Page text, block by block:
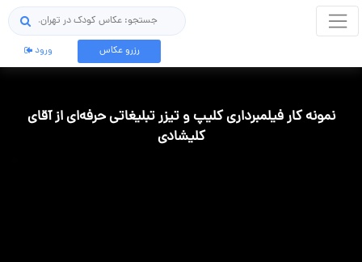
جستجو
رزرو عکاس ورود
نمونه کار فیلمبرداری کلیپ و تیزر تبلیغاتی حرفه‌ای از آقای
کلیشادی